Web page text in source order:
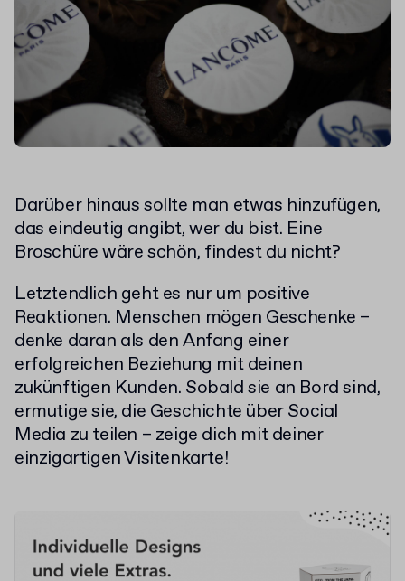
Darüber hinaus sollte man etwas hinzufügen,
das eindeutig angibt, wer du bist. Eine
Broschüre wäre schön, findest du nicht?
Letztendlich geht es nur um positive
Reaktionen. Menschen mögen Geschenke –
denke daran als den Anfang einer
erfolgreichen Beziehung mit deinen
zukünftigen Kunden. Sobald sie an Bord sind,
ermutige sie, die Geschichte über Social
Media zu teilen – zeige dich mit deiner
einzigartigen Visitenkarte!